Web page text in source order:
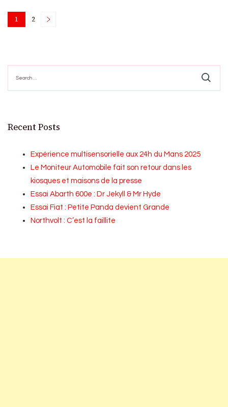
Posts
Page
1 Page
2
for:
Recent Posts
Expérience multisensorielle aux 24h du Mans 2025
Le Moniteur Automobile fait son retour dans les
kiosques et maisons de la presse
Essai Abarth 600e : Dr Jekyll & Mr Hyde
Essai Fiat : Petite Panda devient Grande
Northvolt : C’est la faillite